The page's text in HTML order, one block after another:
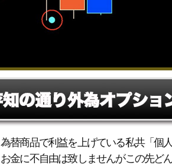
為替商品で利益を上げている私共「個
お金に不自由は致しませんがこの先ど